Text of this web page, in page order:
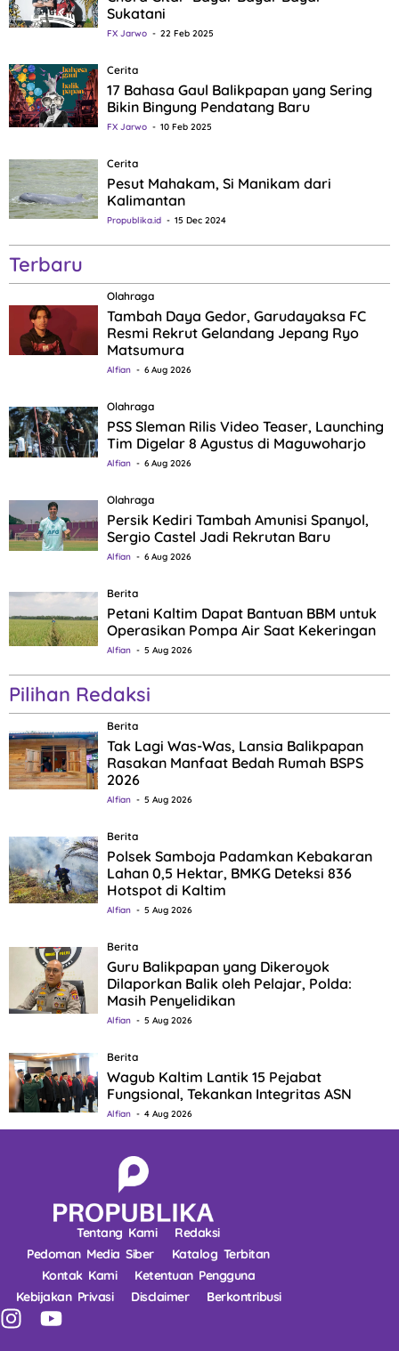
Sukatani
FX Jarwo 22 Feb 2025
Cerita
17 Bahasa Gaul Balikpapan yang Sering
Bikin Bingung Pendatang Baru
FX Jarwo 10 Feb 2025
Cerita
Pesut Mahakam, Si Manikam dari
Kalimantan
Propublika.id 15 Dec 2024
Terbaru
Olahraga
Tambah Daya Gedor, Garudayaksa FC
Resmi Rekrut Gelandang Jepang Ryo
Matsumura
Alfian 6 Aug 2026
Olahraga
PSS Sleman Rilis Video Teaser, Launching
Tim Digelar 8 Agustus di Maguwoharjo
Alfian 6 Aug 2026
Olahraga
Persik Kediri Tambah Amunisi Spanyol,
Sergio Castel Jadi Rekrutan Baru
Alfian 6 Aug 2026
Berita
Petani Kaltim Dapat Bantuan BBM untuk
Operasikan Pompa Air Saat Kekeringan
Alfian 5 Aug 2026
Pilihan Redaksi
Berita
Tak Lagi Was-Was, Lansia Balikpapan
Rasakan Manfaat Bedah Rumah BSPS
2026
Alfian 5 Aug 2026
Berita
Polsek Samboja Padamkan Kebakaran
Lahan 0,5 Hektar, BMKG Deteksi 836
Hotspot di Kaltim
Alfian 5 Aug 2026
Berita
Guru Balikpapan yang Dikeroyok
Dilaporkan Balik oleh Pelajar, Polda:
Masih Penyelidikan
Alfian 5 Aug 2026
Berita
Wagub Kaltim Lantik 15 Pejabat
Fungsional, Tekankan Integritas ASN
Alfian 4 Aug 2026
Tentang Kami
Redaksi
Pedoman Media Siber
Katalog Terbitan
Kontak Kami
Ketentuan Pengguna
Kebijakan Privasi
Disclaimer Berkontribusi